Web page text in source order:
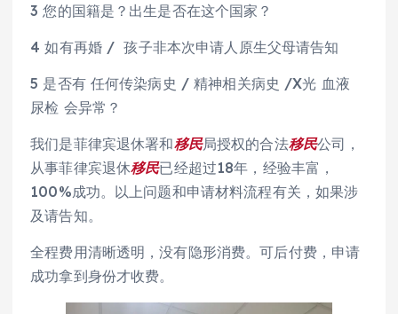
3 您的国籍是？出生是否在这个国家？
4 如有再婚 / 孩子非本次申请人原生父母请告知
5 是否有 任何传染病史 / 精神相关病史 /X光 血液
尿检 会异常？
我们是菲律宾退休署和移民局授权的合法移民公司，
从事菲律宾退休移民已经超过18年，经验丰富，
100%成功。以上问题和申请材料流程有关，如果涉
及请告知。
全程费用清晰透明，没有隐形消费。可后付费，申请
成功拿到身份才收费。